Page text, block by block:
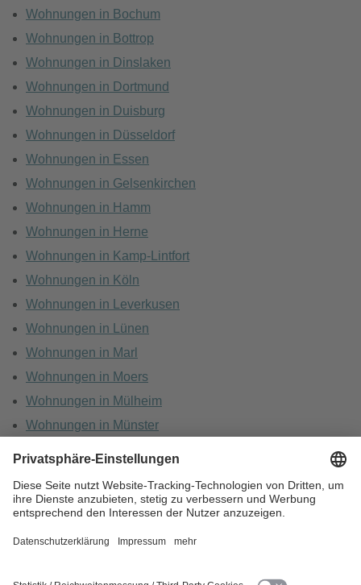
Wohnungen in Bochum
Wohnungen in Bottrop
Wohnungen in Dinslaken
Wohnungen in Dortmund
Wohnungen in Duisburg
Wohnungen in Düsseldorf
Wohnungen in Essen
Wohnungen in Gelsenkirchen
Wohnungen in Hamm
Wohnungen in Herne
Wohnungen in Kamp-Lintfort
Wohnungen in Köln
Wohnungen in Leverkusen
Wohnungen in Lünen
Wohnungen in Marl
Wohnungen in Moers
Wohnungen in Mülheim
Wohnungen in Münster
HOME KARRIERE